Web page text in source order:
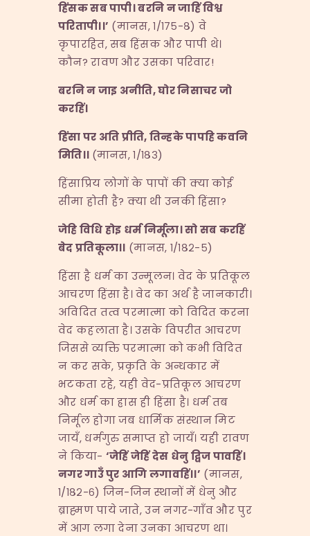
हिंसकसबपापी।बरनिनजाहिंविश्व
परितापी।।’ (मानस, १/१७५-८) वे
कृपारहित, सब हिंसक और पापी थे।
कौन? रावण और उसका परिवार!
बरनिनजाइ अनीति,घोरनिसाचरजो
करहिं।
हिंसापर अतिप्रीति,तिन्हकेपापहिकवनि
मिति।। (मानस, १/१८३)
हिंसाप्रिय लोगों के पापों की क्या कोई
सीमा होती है? क्या थी उनकी हिंसा?
जेहिविधिहोइ धर्मनिर्मूला।सोसबकरहिं
बेदप्रतिकूला।। (मानस, १/१८२-५)
हिंसा है धर्म का उन्मूलन। वेद के प्रतिकूल
आचरण हिंसा है। वेद का अर्थ है जानकारी।
अविदित तत्व परमात्मा को विदित करना
वेद कहलाता है। उसके विपरीत आचरण
जिससे व्यक्ति परमात्मा को कभी विदित
न कर सके, प्रकृति के अन्धकार में
भटकता रहे, यही वेद-प्रतिकूल आचरण
और धर्म का ह्रास ही हिंसा है। धर्म तब
निर्मूल होगा जब धार्मिक संस्थान मिट
जायँ, धर्मगुरु समाप्त हो जायँ। यही रावण
ने किया- ‘जेहिंजेहिंदेस धेनुद्विजपावहिं।
नगरगाउँपुर आगिलगावहिं।।’ (मानस,
१/१८२-६) जिन-जिन स्थानों में धेनु और
ब्राह्मण पाये जाते, उन नगर-गाँव और पुर
में आग लगा देना उनका आचरण था।